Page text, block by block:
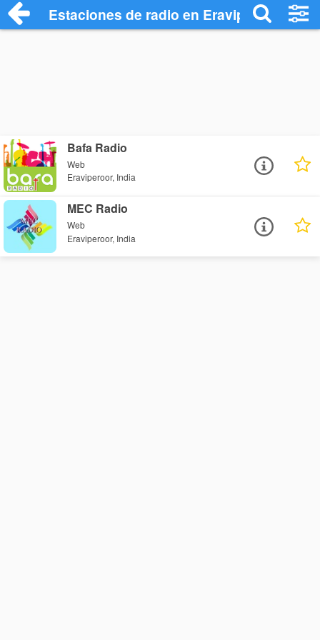
Estaciones de radio en Eraviperoor -
Bafa Radio
Web
Eraviperoor, India
MEC Radio
Web
Eraviperoor, India